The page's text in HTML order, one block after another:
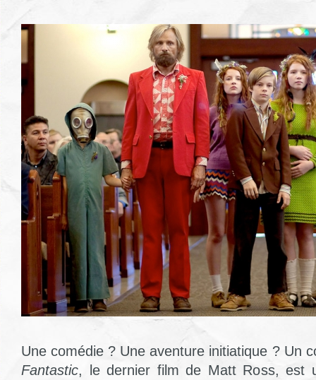
Une comédie ? Une aventure initiatique ? Un
Fantastic, le dernier film de Matt Ross, est